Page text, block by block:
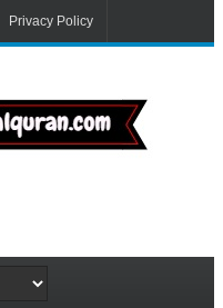
Privacy Policy